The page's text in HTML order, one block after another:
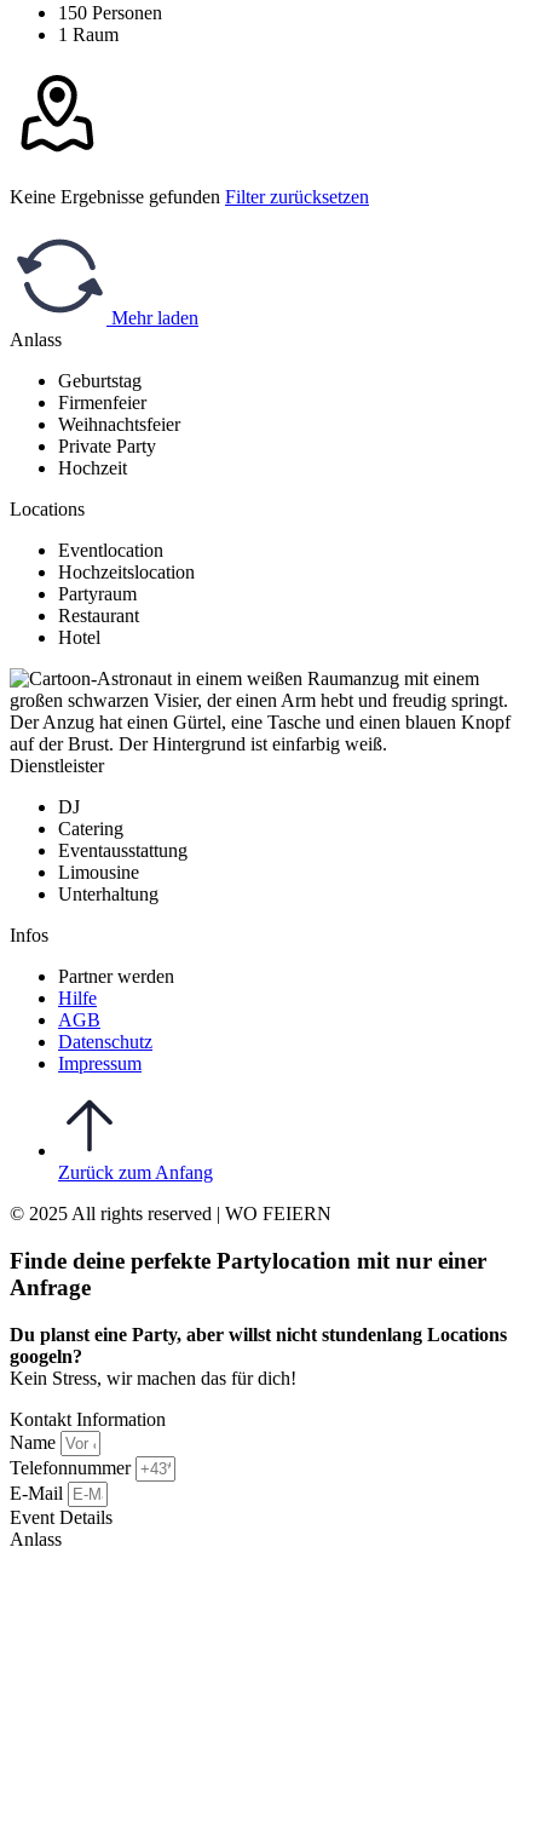
150 Personen
1 Raum
Keine Ergebnisse gefunden Filter zurücksetzen
Mehr laden
Anlass
Geburtstag
Firmenfeier
Weihnachtsfeier
Private Party
Hochzeit
Locations
Eventlocation
Hochzeitslocation
Partyraum
Restaurant
Hotel
Dienstleister
DJ
Catering
Eventausstattung
Limousine
Unterhaltung
Infos
Partner werden
Hilfe
AGB
Datenschutz
Impressum
Zurück zum Anfang
© 2025 All rights reserved | WO FEIERN
Finde deine perfekte Partylocation mit nur einer
Anfrage​
Du planst eine Party, aber willst nicht stundenlang Locations
googeln?
Kein Stress, wir machen das für dich!
Kontakt Information
Name
Telefonnummer
E-Mail
Event Details
Anlass